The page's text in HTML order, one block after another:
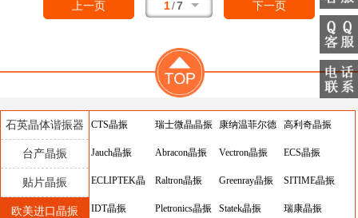
上一页 1/7 下一页
石英晶体谐振器
台产晶振
贴片晶振
欧美进口晶振
CTS晶振 瑞士微晶晶振 康纳温菲尔德
晶振
高利奇晶振
Jauch晶振 Abracon晶振 Vectron晶振 ECS晶振
ECLIPTEK晶
振
Raltron晶振 Greenray晶振 SITIME晶振
IDT晶振 Pletronics晶振 Statek晶振 瑞康晶振